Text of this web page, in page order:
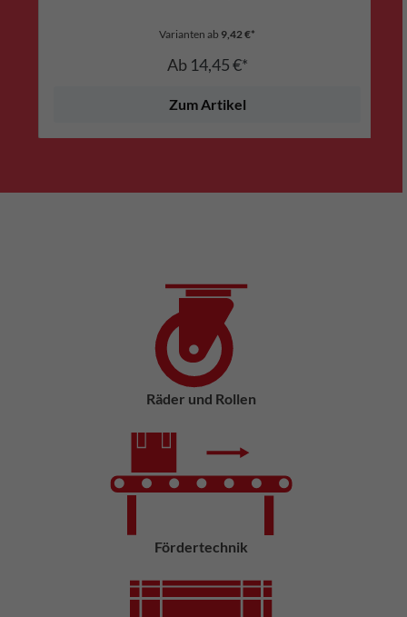
Varianten ab 9,42 €*
Ab 14,45 €*
Zum Artikel
Räder und Rollen
Fördertechnik